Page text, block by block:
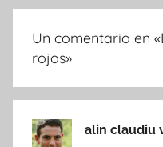
Un comentario en «
rojos»
alin claudiu